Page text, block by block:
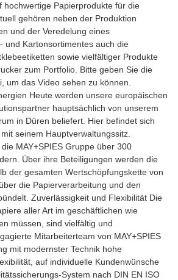
hochwertige Papierprodukte für die
gehören neben der Produktion
und der Veredelung eines
und Kartonsortimentes auch die
sowie vielfältiger Produkte
zum Portfolio. Bitte geben Sie die
um das Video sehen zu können.
Heute werden unsere europäischen
hauptsächlich von unserem
in Düren beliefert. Hier befindet sich
seinem Hauptverwaltungssitz.
MAY+SPIES Gruppe über 300
Über ihre Beteiligungen werden die
der gesamten Wertschöpfungskette von
die Papierverarbeitung und den
Zuverlässigkeit und Flexibilität Die
aller Art im geschäftlichen wie
müssen, sind vielfältig und
Mitarbeiterteam von MAY+SPIES
mit modernster Technik hohe
auf individuelle Kundenwünsche
System nach DIN EN ISO